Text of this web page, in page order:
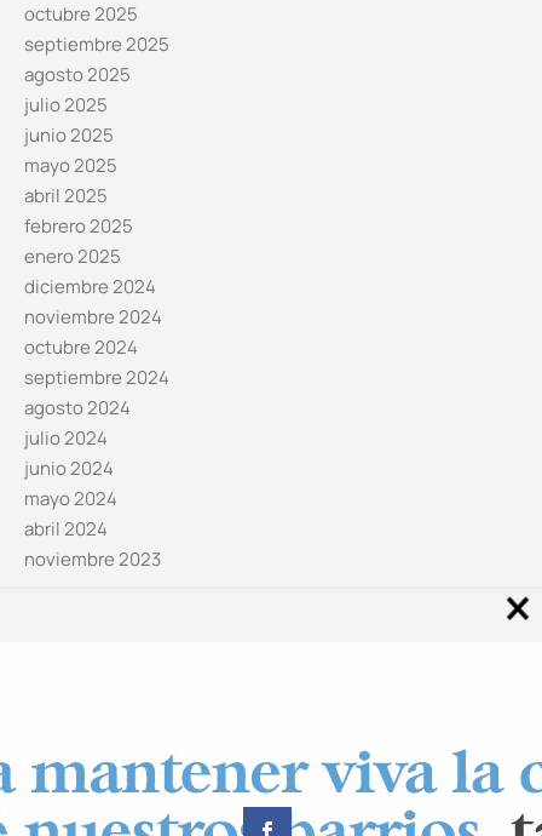
octubre 2025
septiembre 2025
agosto 2025
julio 2025
junio 2025
mayo 2025
abril 2025
febrero 2025
enero 2025
diciembre 2024
noviembre 2024
octubre 2024
septiembre 2024
agosto 2024
julio 2024
junio 2024
mayo 2024
abril 2024
noviembre 2023